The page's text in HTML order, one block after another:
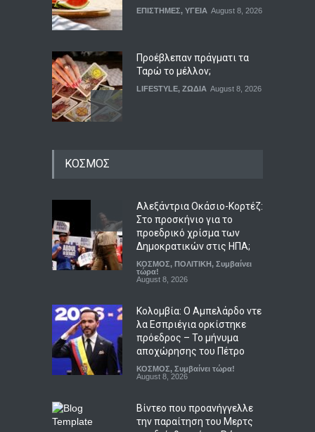
ΕΠΙΣΤΗΜΕΣ, ΥΓΕΙΑ August 8, 2026
Προέβλεπαν πράγματι τα
Ταρώ το μέλλον;
LIFESTYLE, ΖΩΔΙΑ August 8, 2026
Κούρτι
ΚΟΣΜΟΣ,ΠΟΛΙΤΙΚΗ,Συμβαίνει
August 8, 2026
Η ουκρανική startup που
κατασκευάζει τα drones με
Ρωσία
ΟΙΚΟΝΟΜΙΑ,Συμβαίνει τώρα!
ΤΕΧΝΟΛΟΓΙΑ
August 8, 2026
ΚΟΣΜΟΣ
Αλεξάντρια Οκάσιο-Κορτέζ:
Στο προσκήνιο για το
προεδρικό χρίσμα των
Δημοκρατικών στις ΗΠΑ;
ΚΟΣΜΟΣ, ΠΟΛΙΤΙΚΗ, Συμβαίνει
τώρα!
August 8, 2026
Κολομβία: Ο Αμπελάρδο ντε
λα Εσπριέγια ορκίστηκε
πρόεδρος – Το μήνυμα
αποχώρησης του Πέτρο
ΚΟΣΜΟΣ, Συμβαίνει τώρα!
August 8, 2026
Βίντεο που προανήγγελλε
την παραίτηση του Μερτς